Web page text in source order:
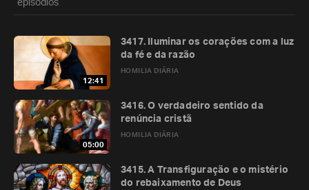
episódios
12:41
HOMILIA DIÁRIA
3417. Iluminar os corações com a luz
da fé e da razão
05:00
HOMILIA DIÁRIA
3416. O verdadeiro sentido da
renúncia cristã
3415. A Transfiguração e o mistério
do rebaixamento de Deus